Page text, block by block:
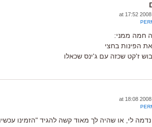
חמה ממני:
הפינות בחצי
ז'קט שכזה עם ג'ינס שכאלו
לי, או שהיה לך מאוד קשה להגיד "הזמינו